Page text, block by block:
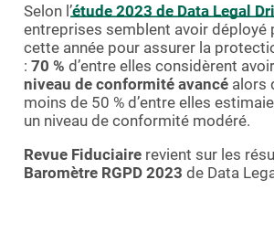
Selon l’étude 2023 de Data Legal
entreprises semblent avoir déployé
cette année pour assurer la
: 70 % d’entre elles considèrent
niveau de conformité avancé alors
moins de 50 % d’entre elles
un niveau de conformité modéré.
Revue Fiduciaire revient sur les
Baromètre RGPD 2023 de Data